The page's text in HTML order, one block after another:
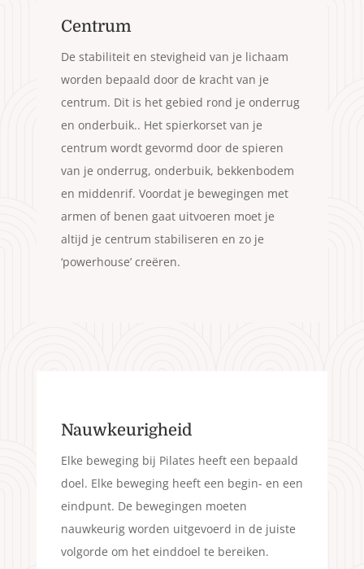
Centrum
De stabiliteit en stevigheid van je lichaam
worden bepaald door de kracht van je
centrum. Dit is het gebied rond je onderrug
en onderbuik.. Het spierkorset van je
centrum wordt gevormd door de spieren
van je onderrug, onderbuik, bekkenbodem
en middenrif. Voordat je bewegingen met
armen of benen gaat uitvoeren moet je
altijd je centrum stabiliseren en zo je
‘powerhouse’ creëren.
Nauwkeurigheid
Elke beweging bij Pilates heeft een bepaald
doel. Elke beweging heeft een begin- en een
eindpunt. De bewegingen moeten
nauwkeurig worden uitgevoerd in de juiste
volgorde om het einddoel te bereiken.